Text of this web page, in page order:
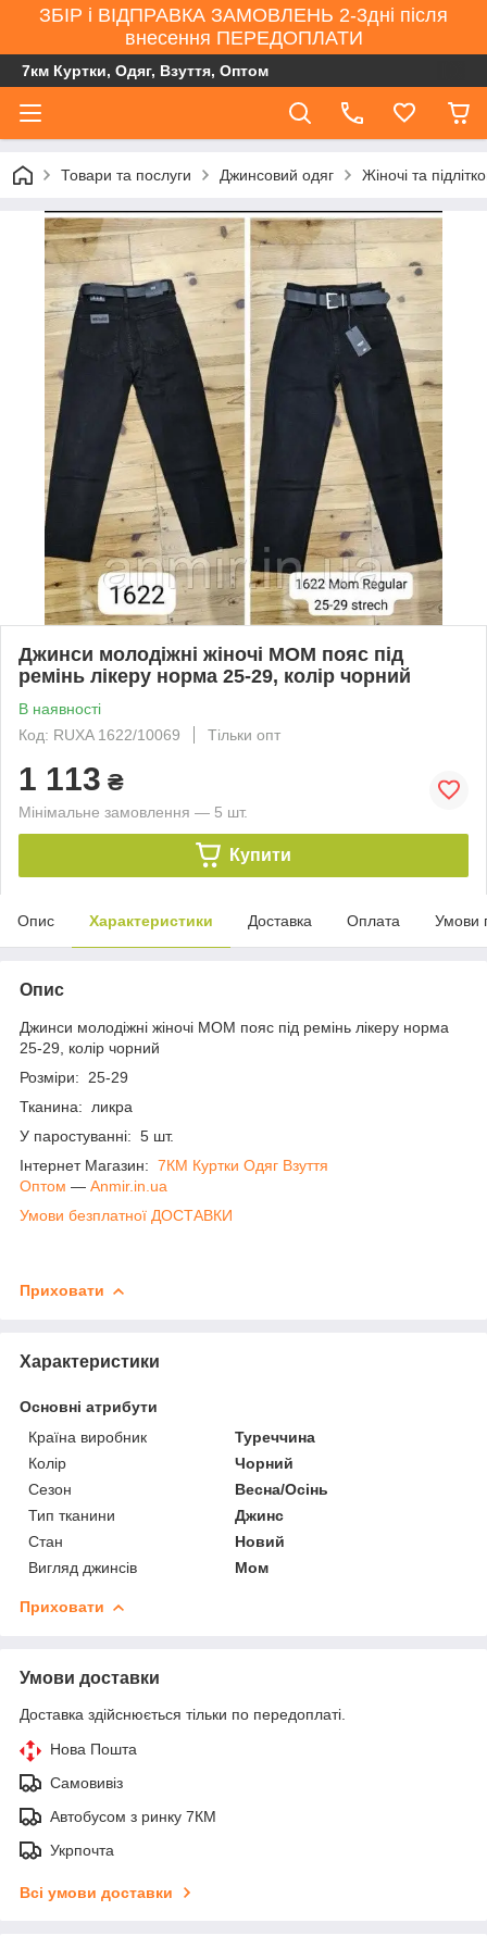
ЗБІР і ВІДПРАВКА ЗАМОВЛЕНЬ 2-3дні після
внесення ПЕРЕДОПЛАТИ
7км Куртки, Одяг, Взуття, Оптом
Товари та послуги Джинсовий одяг Жіночі та
Джинси молодіжні жіночі МОМ пояс під
ремінь лікеру норма 25-29, колір чорний
В наявності
Код: RUXA 1622/10069
Тільки опт
1 113 ₴
Мінімальне замовлення — 5 шт.
Купити
Опис Характеристики Доставка Оплата Умови
Опис
Джинси молодіжні жіночі МОМ пояс під ремінь лікеру норма
25-29, колір чорний
Розміри: 25-29
Тканина: ликра
У паростуванні: 5 шт.
Інтернет Магазин: 7КМ Куртки Одяг Взуття
Оптом ― Anmir.in.ua
Умови безплатної ДОСТАВКИ
Приховати
Характеристики
Основні атрибути
Країна виробник
Туреччина
Колір
Чорний
Сезон
Весна/Осінь
Тип тканини
Джинс
Стан
Новий
Вигляд джинсів
Мом
Приховати
Умови доставки
Доставка здійснюється тільки по передоплаті.
Нова Пошта
Самовивіз
Автобусом з ринку 7КМ
Укрпочта
Всі умови доставки